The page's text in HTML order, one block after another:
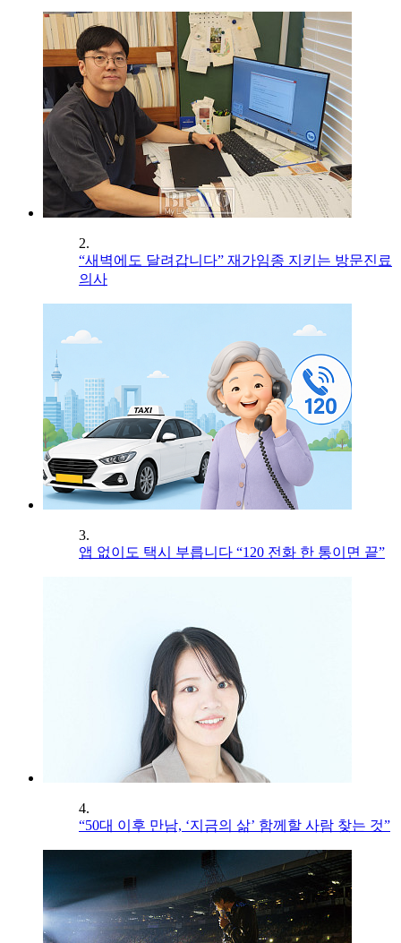
2.
“새벽에도 달려갑니다” 재가임종 지키는 방문진료
의사
3.
앱 없이도 택시 부릅니다 “120 전화 한 통이면 끝”
4.
“50대 이후 만남, ‘지금의 삶’ 함께할 사람 찾는 것”